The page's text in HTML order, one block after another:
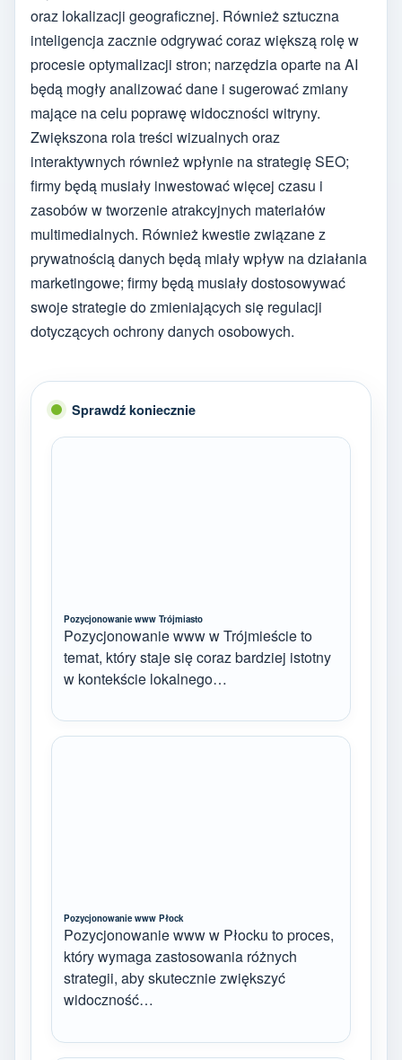
oraz lokalizacji geograficznej. Również sztuczna
inteligencja zacznie odgrywać coraz większą rolę w
procesie optymalizacji stron; narzędzia oparte na AI
będą mogły analizować dane i sugerować zmiany
mające na celu poprawę widoczności witryny.
Zwiększona rola treści wizualnych oraz
interaktywnych również wpłynie na strategię SEO;
firmy będą musiały inwestować więcej czasu i
zasobów w tworzenie atrakcyjnych materiałów
multimedialnych. Również kwestie związane z
prywatnością danych będą miały wpływ na działania
marketingowe; firmy będą musiały dostosowywać
swoje strategie do zmieniających się regulacji
dotyczących ochrony danych osobowych.
Sprawdź koniecznie
Pozycjonowanie www Trójmiasto
Pozycjonowanie www w Trójmieście to
temat, który staje się coraz bardziej istotny
w kontekście lokalnego…
Pozycjonowanie www Płock
Pozycjonowanie www w Płocku to proces,
który wymaga zastosowania różnych
strategii, aby skutecznie zwiększyć
widoczność…